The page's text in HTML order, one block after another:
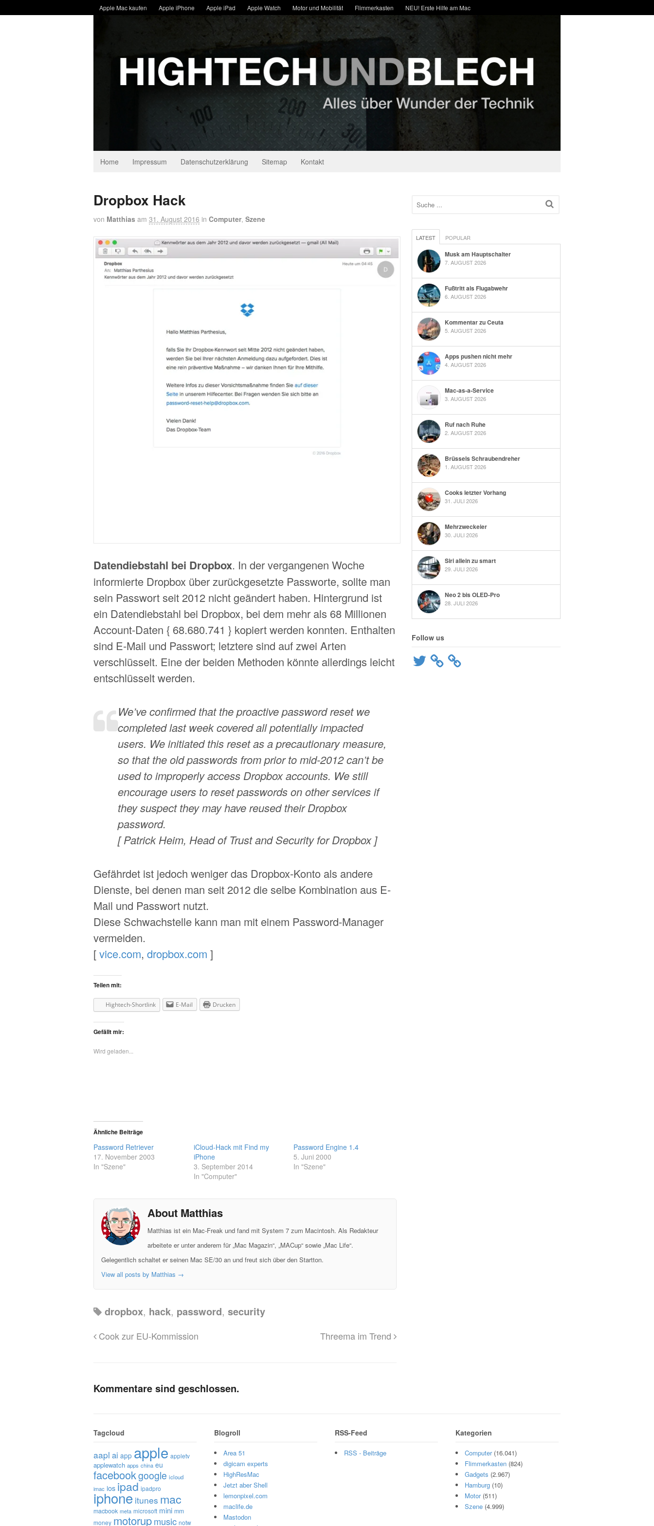
Apple Mac kaufen Apple iPhone Apple iPad Apple Watch Motor und Mobilität Flimmerkasten NEU! Erste Hilfe am Mac
Home Impressum Datenschutzerklärung Sitemap Kontakt
Dropbox Hack
von Matthias am 31. August 2016 in Computer, Szene
Datendiebstahl bei Dropbox. In der vergangenen Woche
informierte Dropbox über zurückgesetzte Passworte, sollte man
sein Passwort seit 2012 nicht geändert haben. Hintergrund ist
ein Datendiebstahl bei Dropbox, bei dem mehr als 68 Millionen
Account-Daten { 68.680.741 } kopiert werden konnten. Enthalten
sind E-Mail und Passwort; letztere sind auf zwei Arten
verschlüsselt. Eine der beiden Methoden könnte allerdings leicht
entschlüsselt werden.
We’ve confirmed that the proactive password reset we
completed last week covered all potentially impacted
users. We initiated this reset as a precautionary measure,
so that the old passwords from prior to mid-2012 can’t be
used to improperly access Dropbox accounts. We still
encourage users to reset passwords on other services if
they suspect they may have reused their Dropbox
password.
[ Patrick Heim, Head of Trust and Security for Dropbox ]
Gefährdet ist jedoch weniger das Dropbox-Konto als andere
Dienste, bei denen man seit 2012 die selbe Kombination aus E-
Mail und Passwort nutzt.
Diese Schwachstelle kann man mit einem Password-Manager
vermeiden.
[vice.com, dropbox.com ]
Teilen mit:
Hightech-Shortlink E-Mail Drucken
Gefällt mir:
Wird geladen...
Ähnliche Beiträge
Password Retriever
17. November 2003
In "Szene"
iCloud-Hack mit Find my
iPhone
3. September 2014
In "Computer"
Password Engine 1.4
5. Juni 2000
In "Szene"
About Matthias
Matthias ist ein Mac-Freak und fand mit System 7 zum Macintosh. Als Redakteur
arbeitete er unter anderem für „Mac Magazin“, „MACup“ sowie „Mac Life“.
Gelegentlich schaltet er seinen Mac SE/30 an und freut sich über den Startton.
View all posts by Matthias →
dropbox, hack, password, security
Cook zur EU-Kommission Threema im Trend
Kommentare sind geschlossen.
LATEST POPULAR
Musk am Hauptschalter
7. AUGUST 2026
Fußtritt als Flugabwehr
6. AUGUST 2026
Kommentar zu Ceuta
5. AUGUST 2026
Apps pushen nicht mehr
4. AUGUST 2026
Mac-as-a-Service
3. AUGUST 2026
Ruf nach Ruhe
2. AUGUST 2026
Brüssels Schraubendreher
1. AUGUST 2026
Cooks letzter Vorhang
31. JULI 2026
Mehrzweckeier
30. JULI 2026
Siri allein zu smart
29. JULI 2026
Neo 2 bis OLED-Pro
28. JULI 2026
Follow us
Twitter
Tagcloud
aapl ai app apple appletv
applewatch apps china eu
facebookgoogle icloud
imac ios ipad ipadpro
iphone itunes mac
macbook meta microsoft mini mm
money motorupmusic notw
Blogroll
Area 51
digicam experts
HighResMac
Jetzt aber Shell
lemonpixel.com
maclife.de
Mastodon
RSS-Feed
RSS - Beiträge
Kategorien
Computer(16.041)
Flimmerkasten (824)
Gadgets (2.967)
Hamburg (10)
Motor(511)
Szene (4.999)